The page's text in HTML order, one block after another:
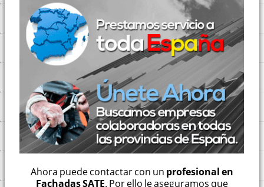
Ahora puede contactar con un profesional en
Fachadas SATE. Por ello le aseguramos que